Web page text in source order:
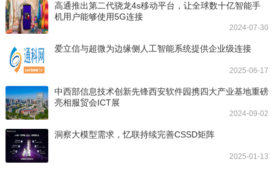
高通推出第二代骁龙4s移动平台，让全球数十亿智能手
机用户能够使用5G连接
2024-07-30
爱立信与超微为边缘侧人工智能系统提供企业级连接
2025-06-17
中西部信息技术创新先锋西安软件园携四大产业基地重磅
亮相服贸会ICT展
2024-09-02
洞察大模型需求，忆联持续完善CSSD矩阵
2025-01-13